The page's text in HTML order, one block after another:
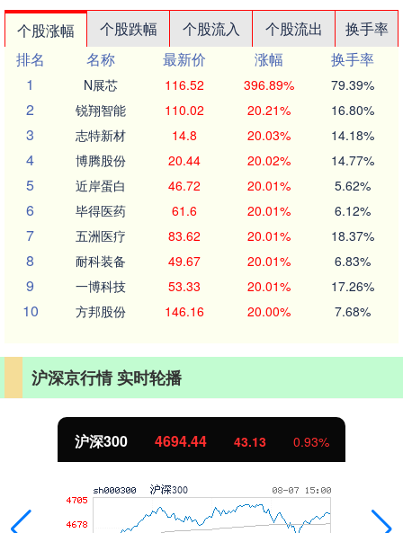
个股涨幅 个股跌幅 个股流入 个股流出
换手率
排名
名称 最新价 涨幅
换手率
1
N展芯 116.52 396.89% 79.39%
2 锐翔智能 110.02 20.21% 16.80%
3 志特新材 14.8 20.03% 14.18%
4 博腾股份 20.44 20.02% 14.77%
5 近岸蛋白 46.72 20.01% 5.62%
6 毕得医药 61.6 20.01% 6.12%
7 五洲医疗 83.62 20.01% 18.37%
8 耐科装备 49.67 20.01% 6.83%
9 一博科技 53.33 20.01% 17.26%
10 方邦股份 146.16 20.00% 7.68%
沪深京行情 实时轮播
北证50 1134.24 11.37 1.01%